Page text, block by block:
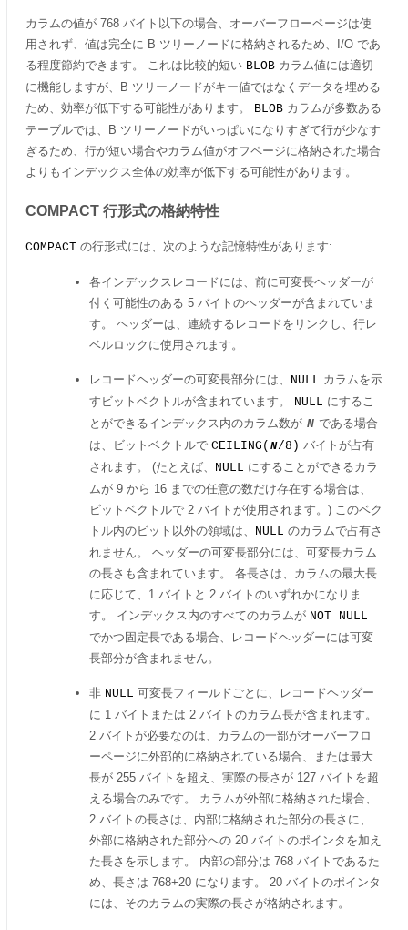
カラムの値が 768 バイト以下の場合、オーバーフローページは使
用されず、値は完全に B ツリーノードに格納されるため、I/O であ
る程度節約できます。 これは比較的短い BLOB カラム値には適切
に機能しますが、B ツリーノードがキー値ではなくデータを埋める
ため、効率が低下する可能性があります。 BLOB カラムが多数ある
テーブルでは、B ツリーノードがいっぱいになりすぎて行が少なす
ぎるため、行が短い場合やカラム値がオフページに格納された場合
よりもインデックス全体の効率が低下する可能性があります。
COMPACT 行形式の格納特性
COMPACT の行形式には、次のような記憶特性があります:
各インデックスレコードには、前に可変長ヘッダーが
付く可能性のある 5 バイトのヘッダーが含まれていま
す。 ヘッダーは、連続するレコードをリンクし、行レ
ベルロックに使用されます。
レコードヘッダーの可変長部分には、 NULL カラムを示
すビットベクトルが含まれています。 NULL にするこ
とができるインデックス内のカラム数が N である場合
は、ビットベクトルで CEILING( N/8) バイトが占有
されます。 (たとえば、 NULL にすることができるカラ
ムが 9 から 16 までの任意の数だけ存在する場合は、
ビットベクトルで 2 バイトが使用されます。) このベク
トル内のビット以外の領域は、 NULL のカラムで占有さ
れません。 ヘッダーの可変長部分には、可変長カラム
の長さも含まれています。 各長さは、カラムの最大長
に応じて、1 バイトと 2 バイトのいずれかになりま
す。 インデックス内のすべてのカラムが NOT NULL
でかつ固定長である場合、レコードヘッダーには可変
長部分が含まれません。
非 NULL 可変長フィールドごとに、レコードヘッダー
に 1 バイトまたは 2 バイトのカラム長が含まれます。
2 バイトが必要なのは、カラムの一部がオーバーフロ
ーページに外部的に格納されている場合、または最大
長が 255 バイトを超え、実際の長さが 127 バイトを超
える場合のみです。 カラムが外部に格納された場合、
2 バイトの長さは、内部に格納された部分の長さに、
外部に格納された部分への 20 バイトのポインタを加え
た長さを示します。 内部の部分は 768 バイトであるた
め、長さは 768+20 になります。 20 バイトのポインタ
には、そのカラムの実際の長さが格納されます。